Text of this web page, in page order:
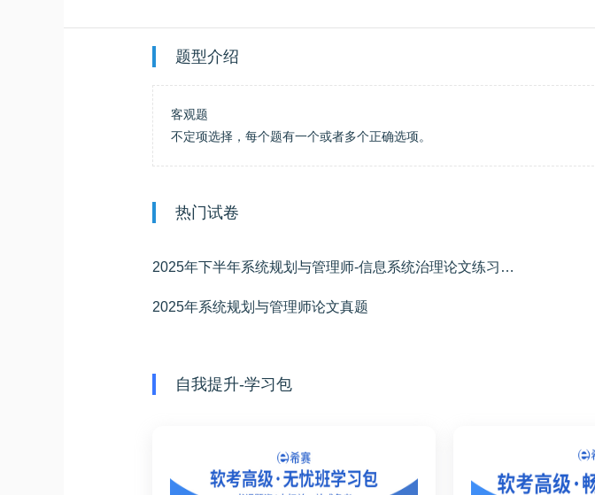
题型介绍
客观题
不定项选择，每个题有一个或者多个正确选项。
热门试卷
2025年下半年系统规划与管理师-信息系统治理论文练习学员专用
2025年系统规划与管理师论文真题
自我提升-学习包